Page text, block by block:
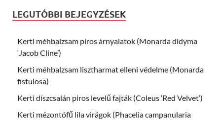
LEGUTÓBBI BEJEGYZÉSEK
Kerti méhbalzsam piros árnyalatok (Monarda didyma
‘Jacob Cline’)
Kerti méhbalzsam lisztharmat elleni védelme (Monarda
fistulosa)
Kerti díszcsalán piros levelű fajták (Coleus ‘Red Velvet’)
Kerti mézontófű lila virágok (Phacelia campanularia